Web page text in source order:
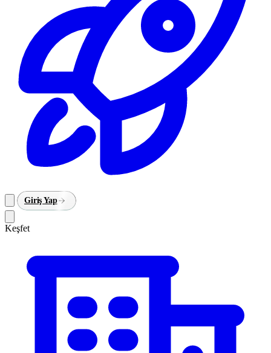
Giriş Yap
Keşfet